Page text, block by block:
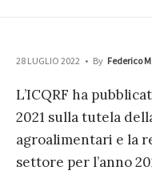
28 LUGLIO 2022 • By Federico
L’ICQRF ha
2021 sulla tutela
agroalimentari e la
settore per l’anno